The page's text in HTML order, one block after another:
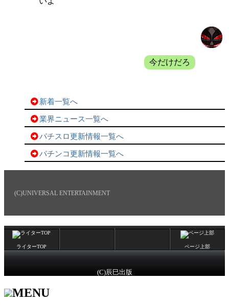
今だけだろ
新着一覧へ
業界ニュース一覧へ
パチスロ更新情報一覧へ
パチンコ更新情報一覧へ
(C)UNIVERSAL ENTERTAINMENT
ライターTOP ページ上部
(C)辰巳出版
MENU